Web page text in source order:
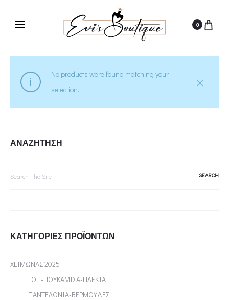
0
No products were found matching your
selection.
ΑΝΑΖΗΤΗΣΗ
ΚΑΤΗΓΟΡΊΕΣ ΠΡΟΪΌΝΤΩΝ
ΧΕΙΜΩΝΑΣ 2025
ΤΟΠ-ΠΟΥΚΑΜΙΣΑ-ΠΛΕΚΤΑ
ΠΑΝΤΕΛΟΝΙΑ-ΒΕΡΜΟΥΔΕΣ